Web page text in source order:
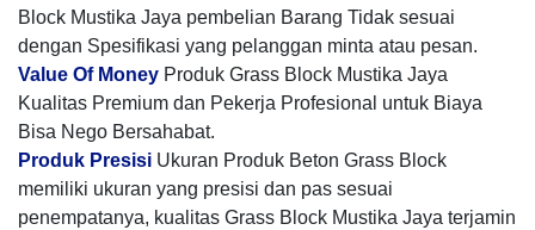
Block Mustika Jaya pembelian Barang Tidak sesuai
dengan Spesifikasi yang pelanggan minta atau pesan.
Value Of Money Produk Grass Block Mustika Jaya
Kualitas Premium dan Pekerja Profesional untuk Biaya
Bisa Nego Bersahabat.
Produk Presisi Ukuran Produk Beton Grass Block
memiliki ukuran yang presisi dan pas sesuai
penempatanya, kualitas Grass Block Mustika Jaya terjamin